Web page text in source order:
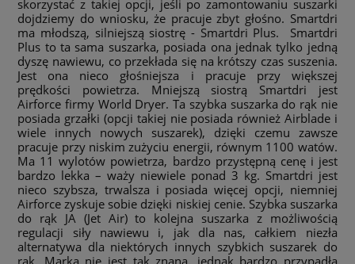
skorzystać z takiej opcji, jeśli po zamontowaniu suszarki
dojdziemy do wniosku, że pracuje zbyt głośno. Smartdri
ma młodszą, silniejszą siostrę - Smartdri Plus. Smartdri
Plus to ta sama suszarka, posiada ona jednak tylko jedną
dyszę nawiewu, co przekłada się na krótszy czas suszenia.
Jest ona nieco głośniejsza i pracuje przy większej
prędkości powietrza. Mniejszą siostrą Smartdri jest
Airforce firmy World Dryer. Ta szybka suszarka do rąk nie
posiada grzałki (opcji takiej nie posiada również Airblade i
wiele innych nowych suszarek), dzięki czemu zawsze
pracuje przy niskim zużyciu energii, równym 1100 watów.
Ma 11 wylotów powietrza, bardzo przystępną cenę i jest
bardzo lekka – waży niewiele ponad 3 kg. Smartdri jest
nieco szybsza, trwalsza i posiada więcej opcji, niemniej
Airforce zyskuje sobie dzięki niskiej cenie. Szybka suszarka
do rąk JA (Jet Air) to kolejna suszarka z możliwością
regulacji siły nawiewu i, jak dla nas, całkiem niezła
alternatywa dla niektórych innych szybkich suszarek do
rąk. Marka nie jest tak znana, jednak bardzo przypadła